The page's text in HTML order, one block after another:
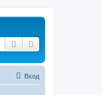
Поиск
Вход